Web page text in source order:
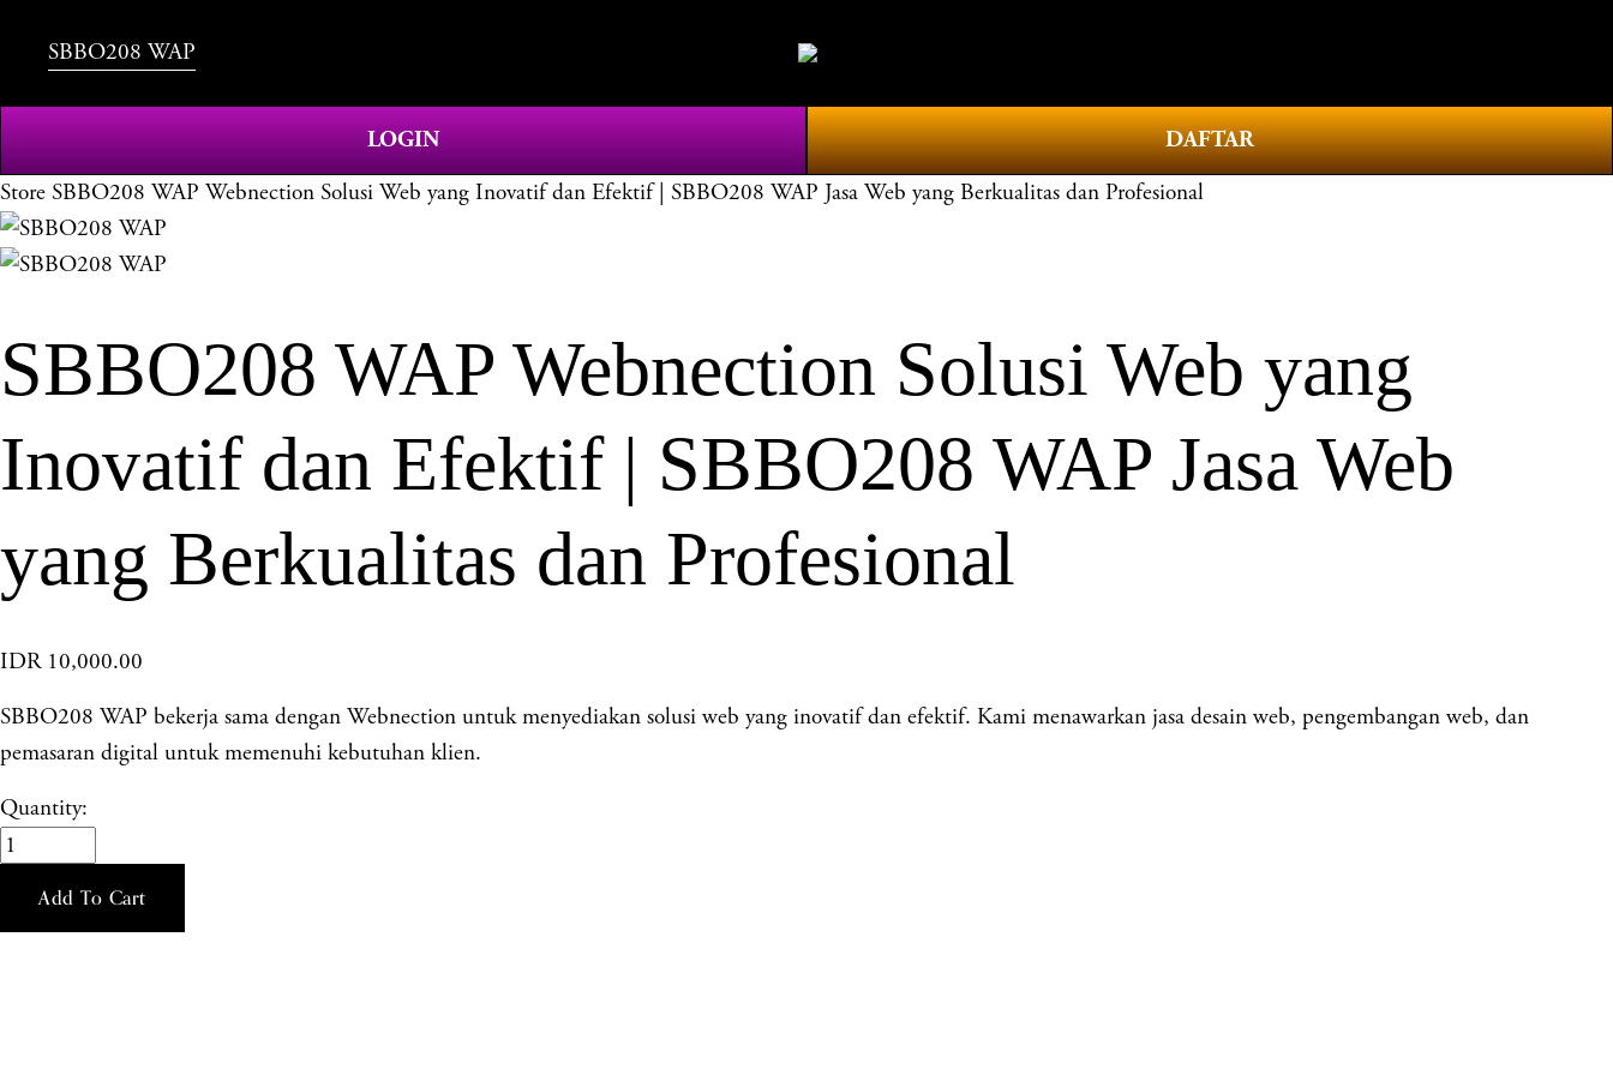
SBBO208 WAP
LOGIN DAFTAR
Store SBBO208 WAP Webnection Solusi Web yang Inovatif dan Efektif | SBBO208 WAP Jasa Web yang Berkualitas dan Profesional
SBBO208 WAP Webnection Solusi Web yang
Inovatif dan Efektif | SBBO208 WAP Jasa Web
yang Berkualitas dan Profesional
IDR 10,000.00
SBBO208 WAP bekerja sama dengan Webnection untuk menyediakan solusi web yang inovatif dan efektif. Kami menawarkan jasa desain web, pengembangan web, dan
pemasaran digital untuk memenuhi kebutuhan klien.
Quantity:
Add To Cart